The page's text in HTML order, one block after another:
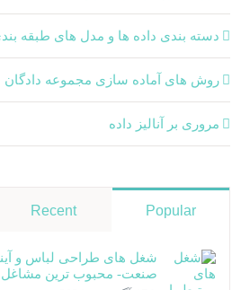
دسته‌ بندی داده‌ ها و مدل‌ های طبقه‌
روش های آماده سازی مجموعه دادگان
مروری بر آنالیز داده
Popular
Recent
شغل های طراحی لباس و
صنعت- محبوب ترین